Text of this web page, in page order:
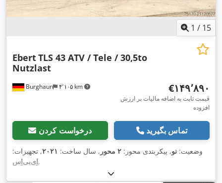
1 / 15
Burghaun ۴٬۱۰۵ km
EbertTLS 43 ATV / Tele / 30,5to
Nutzlast
‎€۱۴۹٬۸۹۰
قیمت ثابت به اضافه مالیات بر ارزش
افزوده
درخواست کردن تماس بگیرید
وضعیت: نو, پیکربندی محور: ۲ محور , سال ساخت: ۲۰۲۱, تجهیزات:
,